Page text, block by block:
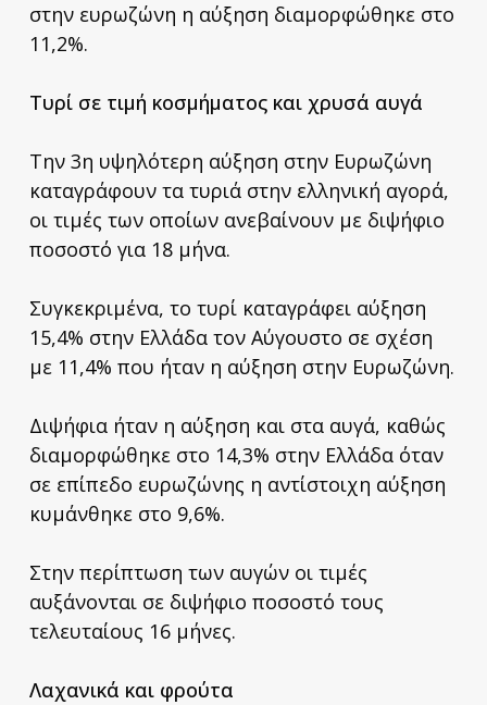
στην ευρωζώνη η αύξηση διαμορφώθηκε στο
11,2%.
Τυρί σε τιμή κοσμήματος και χρυσά αυγά
Την 3η υψηλότερη αύξηση στην Ευρωζώνη
καταγράφουν τα τυριά στην ελληνική αγορά,
οι τιμές των οποίων ανεβαίνουν με διψήφιο
ποσοστό για 18 μήνα.
Συγκεκριμένα, το τυρί καταγράφει αύξηση
15,4% στην Ελλάδα τον Αύγουστο σε σχέση
με 11,4% που ήταν η αύξηση στην Ευρωζώνη.
Διψήφια ήταν η αύξηση και στα αυγά, καθώς
διαμορφώθηκε στο 14,3% στην Ελλάδα όταν
σε επίπεδο ευρωζώνης η αντίστοιχη αύξηση
κυμάνθηκε στο 9,6%.
Στην περίπτωση των αυγών οι τιμές
αυξάνονται σε διψήφιο ποσοστό τους
τελευταίους 16 μήνες.
Λαχανικά και φρούτα